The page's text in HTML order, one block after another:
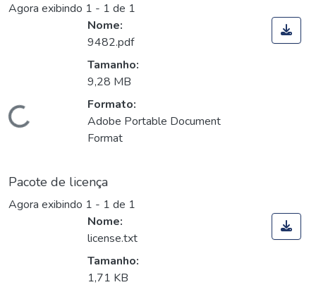
Agora exibindo 1 - 1 de 1
Carregando...
Nome:
9482.pdf
Tamanho:
9,28 MB
Formato:
Adobe Portable Document
Format
Pacote de licença
Agora exibindo 1 - 1 de 1
Nome:
license.txt
Tamanho:
1,71 KB